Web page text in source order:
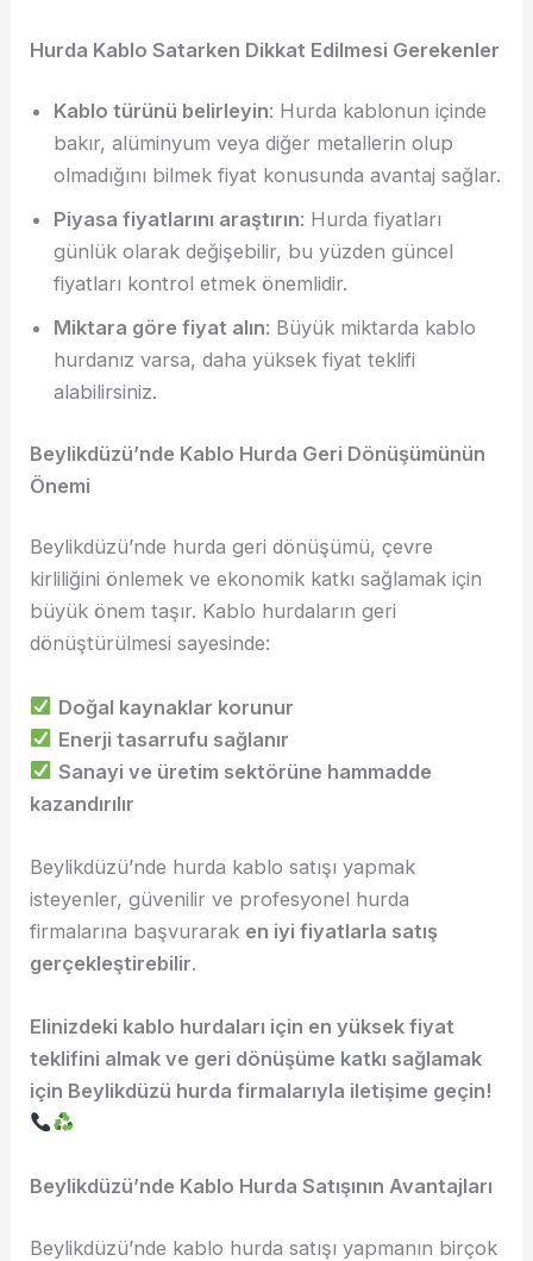
Hurda Kablo Satarken Dikkat Edilmesi Gerekenler
Kablo türünü belirleyin: Hurda kablonun içinde
bakır, alüminyum veya diğer metallerin olup
olmadığını bilmek fiyat konusunda avantaj sağlar.
Piyasa fiyatlarını araştırın: Hurda fiyatları
günlük olarak değişebilir, bu yüzden güncel
fiyatları kontrol etmek önemlidir.
Miktara göre fiyat alın: Büyük miktarda kablo
hurdanız varsa, daha yüksek fiyat teklifi
alabilirsiniz.
Beylikdüzü’nde Kablo Hurda Geri Dönüşümünün
Önemi
Beylikdüzü’nde hurda geri dönüşümü, çevre
kirliliğini önlemek ve ekonomik katkı sağlamak için
büyük önem taşır. Kablo hurdaların geri
dönüştürülmesi sayesinde:
Doğal kaynaklar korunur
Enerji tasarrufu sağlanır
Sanayi ve üretim sektörüne hammadde
kazandırılır
Beylikdüzü’nde hurda kablo satışı yapmak
isteyenler, güvenilir ve profesyonel hurda
firmalarına başvurarak en iyi fiyatlarla satış
gerçekleştirebilir.
Elinizdeki kablo hurdaları için en yüksek fiyat
teklifini almak ve geri dönüşüme katkı sağlamak
için Beylikdüzü hurda firmalarıyla iletişime geçin!
Beylikdüzü’nde Kablo Hurda Satışının Avantajları
Beylikdüzü’nde kablo hurda satışı yapmanın birçok